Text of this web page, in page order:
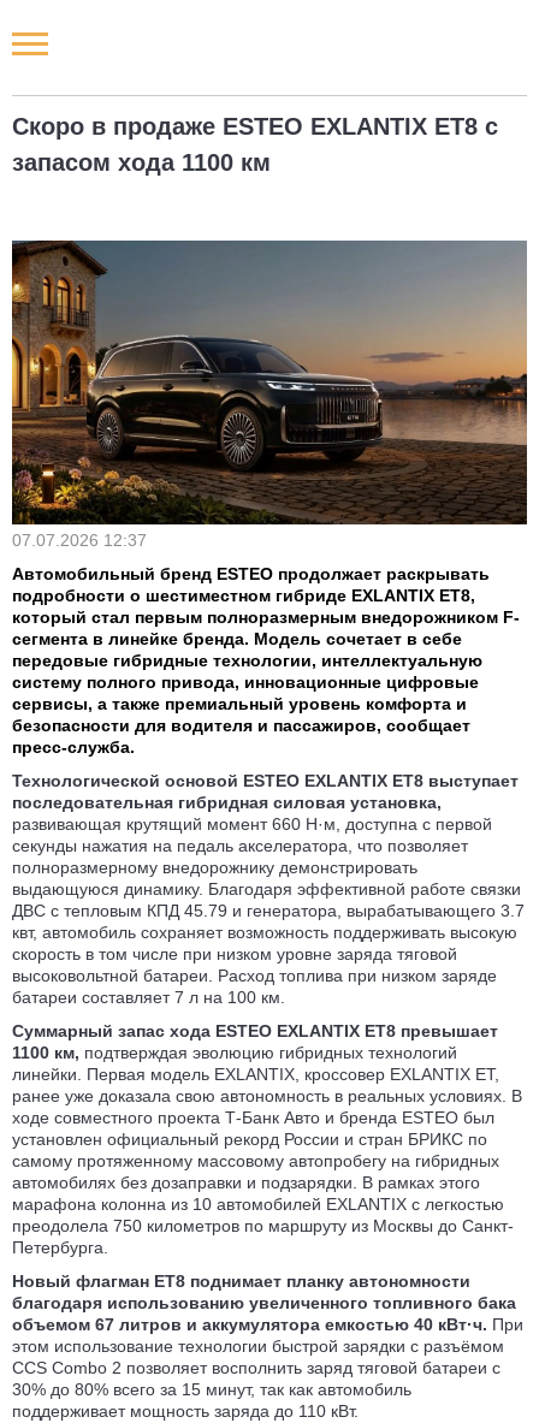
Скоро в продаже ESTEO EXLANTIX ET8 с
запасом хода 1100 км
07.07.2026 12:37
Автомобильный бренд ESTEO продолжает раскрывать
подробности о шестиместном гибриде EXLANTIX ET8,
который стал первым полноразмерным внедорожником F-
сегмента в линейке бренда. Модель сочетает в себе
передовые гибридные технологии, интеллектуальную
систему полного привода, инновационные цифровые
сервисы, а также премиальный уровень комфорта и
безопасности для водителя и пассажиров, сообщает
пресс-служба.
Технологической основой ESTEO EXLANTIX ET8 выступает
последовательная гибридная силовая установка,
развивающая крутящий момент 660 Н·м, доступна с первой
секунды нажатия на педаль акселератора, что позволяет
полноразмерному внедорожнику демонстрировать
выдающуюся динамику. Благодаря эффективной работе связки
ДВС с тепловым КПД 45.79 и генератора, вырабатывающего 3.7
квт, автомобиль сохраняет возможность поддерживать высокую
скорость в том числе при низком уровне заряда тяговой
высоковольтной батареи. Расход топлива при низком заряде
батареи составляет 7 л на 100 км.
Суммарный запас хода ESTEO EXLANTIX ET8 превышает
1100 км, подтверждая эволюцию гибридных технологий
линейки. Первая модель EXLANTIX, кроссовер EXLANTIX ET,
ранее уже доказала свою автономность в реальных условиях. В
ходе совместного проекта Т-Банк Авто и бренда ESTEO был
установлен официальный рекорд России и стран БРИКС по
самому протяженному массовому автопробегу на гибридных
автомобилях без дозаправки и подзарядки. В рамках этого
марафона колонна из 10 автомобилей EXLANTIX с легкостью
преодолела 750 километров по маршруту из Москвы до Санкт-
Петербурга.
Новый флагман ET8 поднимает планку автономности
благодаря использованию увеличенного топливного бака
объемом 67 литров и аккумулятора емкостью 40 кВт·ч. При
этом использование технологии быстрой зарядки с разъёмом
CCS Combo 2 позволяет восполнить заряд тяговой батареи с
30% до 80% всего за 15 минут, так как автомобиль
поддерживает мощность заряда до 110 кВт.
Новости РФ
Городские новости
Наши мероприятия
Статьи